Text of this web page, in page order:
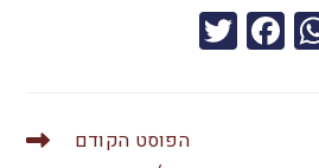
W
h
F
a
er
הפוסט הקודם